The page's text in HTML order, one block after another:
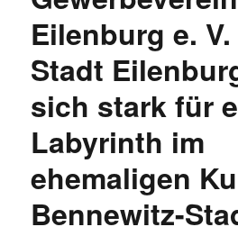
Eilenburg e.
Stadt
sich stark für
Labyrinth im
ehemaligen
Bennewitz-